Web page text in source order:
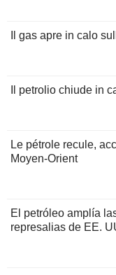
Il gas apre in calo
Il petrolio chiude in
Le pétrole recule,
Moyen-Orient
El petróleo amplía
represalias de EE.